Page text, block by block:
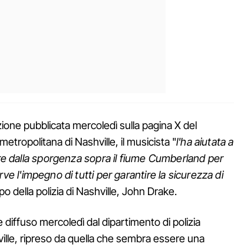
pubblicata mercoledì sulla pagina X del
di Nashville, il musicista "l'ha aiutata a
dalla sporgenza sopra il fiume Cumberland per
l'impegno di tutti per garantire la sicurezza di
della polizia di Nashville, John Drake.
diffuso mercoledì dal dipartimento di polizia
ripreso da quella che sembra essere una